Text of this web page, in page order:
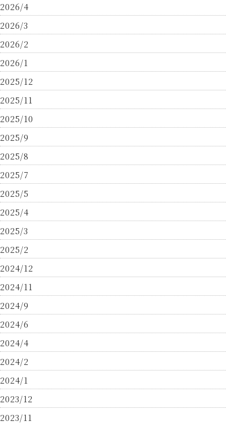
2026/4
2026/3
2026/2
2026/1
2025/12
2025/11
2025/10
2025/9
2025/8
2025/7
2025/5
2025/4
2025/3
2025/2
2024/12
2024/11
2024/9
2024/6
2024/4
2024/2
2024/1
2023/12
2023/11